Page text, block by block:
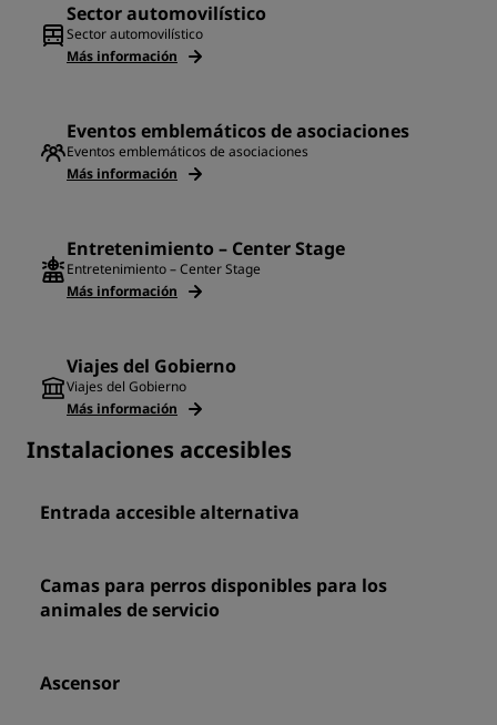
Sector automovilístico
Sector automovilístico
Más información
Eventos emblemáticos de asociaciones
Eventos emblemáticos de asociaciones
Más información
Entretenimiento – Center Stage
Entretenimiento – Center Stage
Más información
Viajes del Gobierno
Viajes del Gobierno
Más información
Instalaciones accesibles
Entrada accesible alternativa
Camas para perros disponibles para los
animales de servicio
Ascensor